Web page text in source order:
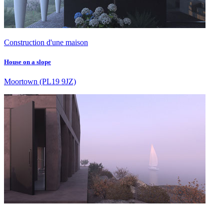
Construction d'une maison
House on a slope
Moortown (PL19 9JZ)